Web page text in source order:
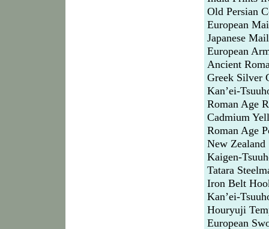
Old Persian
European
Japanese Mail
European
Ancient
Greek Silver
Kan’ei-
Roman Age
Cadmium
Roman Age
New Zealand
Kaigen-
Tatara
Iron Belt
Kan’ei-
Houryuji
European